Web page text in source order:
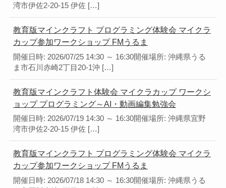
湾市伊佐2-20-15 伊佐 […]
教育版マインクラフト プログラミング体験会 マイクラ
カップ参加ワークショップ FMうるま
開催日時: 2026/07/25 14:30 ～ 16:30開催場所: 沖縄県うる
ま市石川赤崎2丁目20-1沖 […]
教育版マインクラフト体験会 マイクラカップ ワークシ
ョップ プログラミング～AI・動画編集勉強会
開催日時: 2026/07/19 14:30 ～ 16:30開催場所: 沖縄県宜野
湾市伊佐2-20-15 伊佐 […]
教育版マインクラフト プログラミング体験会 マイクラ
カップ参加ワークショップ FMうるま
開催日時: 2026/07/18 14:30 ～ 16:30開催場所: 沖縄県うる